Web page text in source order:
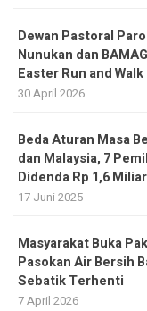
Dewan Pastoral
Nunukan dan
Easter Run and Walk
30 April 2026
Beda Aturan Masa
dan Malaysia, 7
Didenda Rp 1,6 Miliar
17 Juni 2025
Masyarakat Buka
Pasokan Air Bersih
Sebatik Terhenti
7 April 2026